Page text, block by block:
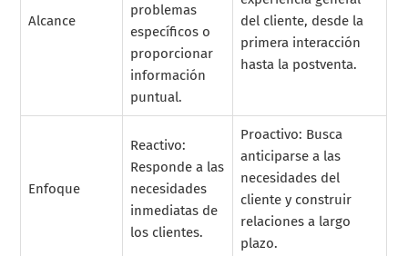
Alcance
problemas
específicos o
proporcionar
información
puntual.
del cliente, desde la
primera interacción
hasta la postventa.
Enfoque
Reactivo:
Responde a las
necesidades
inmediatas de
los clientes.
Proactivo: Busca
anticiparse a las
necesidades del
cliente y construir
relaciones a largo
plazo.